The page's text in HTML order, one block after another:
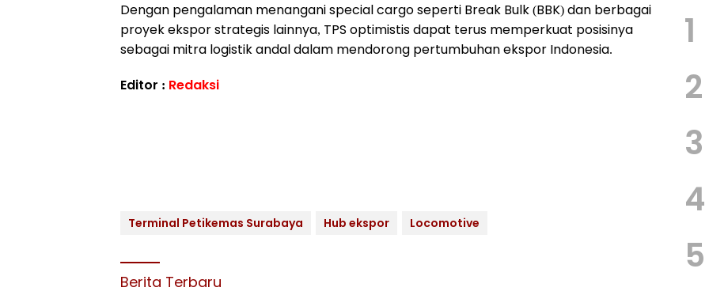
Dengan pengalaman menangani special cargo seperti Break Bulk (BBK) dan berbagai
proyek ekspor strategis lainnya, TPS optimistis dapat terus memperkuat posisinya
sebagai mitra logistik andal dalam mendorong pertumbuhan ekspor Indonesia.
Editor : Redaksi
Terminal Petikemas Surabaya Hub ekspor Locomotive
Berita Terbaru
1
2
3
4
5